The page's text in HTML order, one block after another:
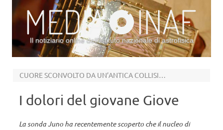
Il notiziario online dell’Istituto nazionale di astrofisica
CUORE SCONVOLTO DA UN’ANTICA COLLISIONE
I dolori del giovane Giove
La sonda Juno ha recentemente scoperto che il nucleo di